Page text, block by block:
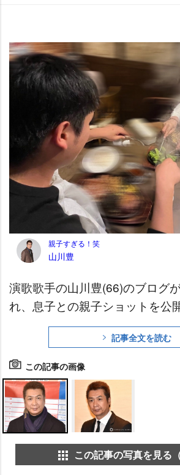
演歌歌手の山川豊(66)のブログ
れ、息子との親子ショットを公
記事全文を読む
この記事の画像
この記事の写真を見る